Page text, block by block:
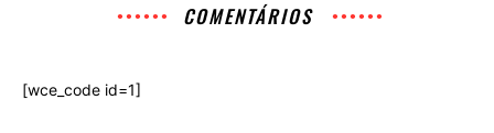
COMENTÁRIOS
[wce_code id=1]